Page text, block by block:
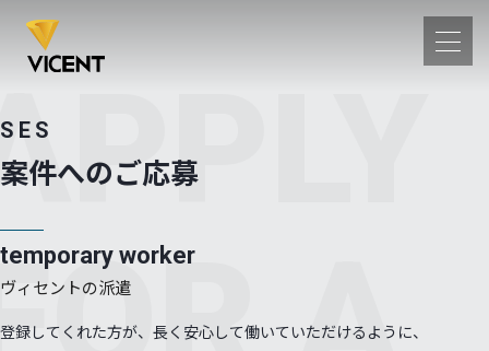
サービス一覧
SMALT OFFICE
HUB
αOCR
SES
案件へのご応募
temporary worker
ヴィセントの派遣
登録してくれた方が、長く安心して働いていただけるように、